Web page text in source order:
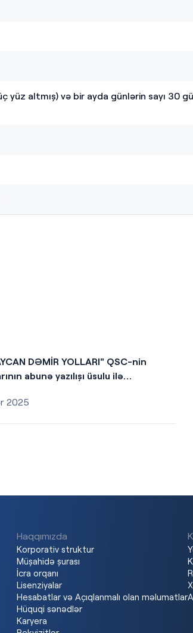
yüz altmış) və bir ayda günlərin sayı 30
DƏMİR YOLLARI" QSC-nin
abunə yazılışı üsulu ilə
2025
Haqqımızda
Korporativ struktur
Müşahidə şurası
İcra orqanı
Lisenziyalar
Hesabatlar və Açıqlanmalı olan məlumatlar
Hüquqi sənədlər
Karyera